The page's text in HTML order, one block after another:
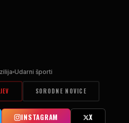
Udarni športi
SORODNE NOVICE
INSTAGRAM X